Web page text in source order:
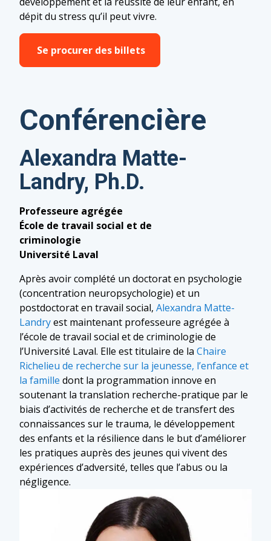
dépit du stress qu’il peut vivre.
Se procurer des billets
Conférencière
Alexandra Matte-
Landry, Ph.D.
Professeure agrégée
École de travail social et de
criminologie
Université Laval
Après avoir complété un doctorat en psychologie
(concentration neuropsychologie) et un
postdoctorat en travail social, Alexandra Matte-
Landryest maintenant professeure agrégée à
l’école de travail social et de criminologie de
l’Université Laval. Elle est titulaire de la Chaire
Richelieu de recherche sur la jeunesse, l’enfance et
la famille dont la programmation innove en
soutenant la translation recherche-pratique par le
biais d’activités de recherche et de transfert des
connaissances sur le trauma, le développement
des enfants et la résilience dans le but d’améliorer
les pratiques auprès des jeunes qui vivent des
expériences d’adversité, telles que l’abus ou la
négligence.